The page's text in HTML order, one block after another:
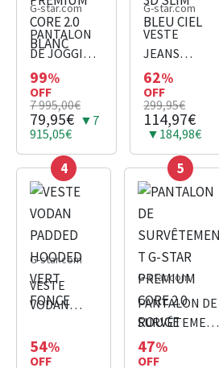
G-star.com
PANTALON
DE JOGGING
PREMIUM
CORE 2.0
BLANC
99%
OFF
7 995,00€
79,95€ ▼7
915,05€
G-star.com
VESTE
JEANS
VESTE ARC
3D SLIM
BLEU CIEL
62%
OFF
299,95€
114,97€
▼184,98€
4
G-star.com
VESTE
VODAN
HOODED
VERT
54%
OFF
5
G-star.com
PANTALON DE
SURVÊTEMENT
G-STAR
PREMIUM
47%
OFF